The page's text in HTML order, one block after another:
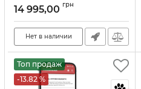
Артикул:10241
14 995,00 грн
Нет в наличии
Топ продаж
-13.82 %